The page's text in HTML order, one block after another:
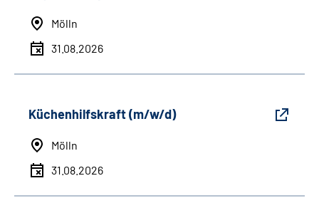
Mölln
31.08.2026
Küchenhilfskraft (m/w/d)
Mölln
31.08.2026